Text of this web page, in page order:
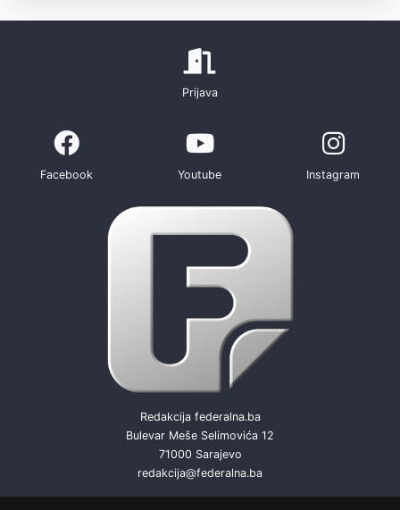
Prijava
Facebook Youtube Instagram
Redakcija federalna.ba
Bulevar Meše Selimovića 12
71000 Sarajevo
redakcija@federalna.ba